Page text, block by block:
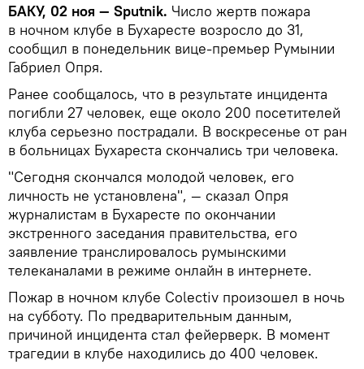
БАКУ, 02 ноя — Sputnik. Число жертв пожара
в ночном клубе в Бухаресте возросло до 31,
сообщил в понедельник вице-премьер Румынии
Габриел Опря.
Ранее сообщалось, что в результате инцидента
погибли 27 человек, еще около 200 посетителей
клуба серьезно пострадали. В воскресенье от ран
в больницах Бухареста скончались три человека.
"Сегодня скончался молодой человек, его
личность не установлена", — сказал Опря
журналистам в Бухаресте по окончании
экстренного заседания правительства, его
заявление транслировалось румынскими
телеканалами в режиме онлайн в интернете.
Пожар в ночном клубе Colectiv произошел в ночь
на субботу. По предварительным данным,
причиной инцидента стал фейерверк. В момент
трагедии в клубе находились до 400 человек.